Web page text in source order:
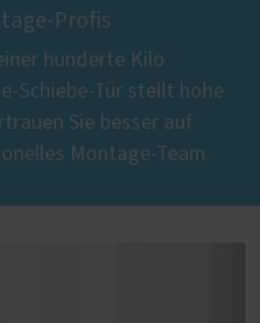
Profis
hunderte Kilo
Schiebe-Tür stellt hohe
Sie besser auf
Montage-Team.